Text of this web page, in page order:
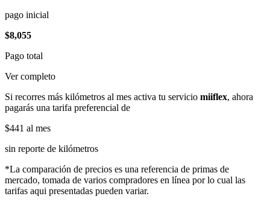
pago inicial
$8,055
Pago total
Ver completo
Si recorres más kilómetros al mes activa tu servicio miiflex, ahora
pagarás una tarifa preferencial de
$441 al mes
sin reporte de kilómetros
*La comparación de precios es una referencia de primas de
mercado, tomada de varios compradores en línea por lo cual las
tarifas aqui presentadas pueden variar.